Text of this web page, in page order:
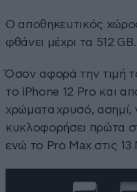
Ο αποθηκευτικός
φθάνει μέχρι τα 512 GB.
Όσον αφορά την τιμή
το iPhone 12 Pro και
χρώματα χρυσό, ασημί,
κυκλοφορήσει πρώτα
ενώ το Pro Max στις 13